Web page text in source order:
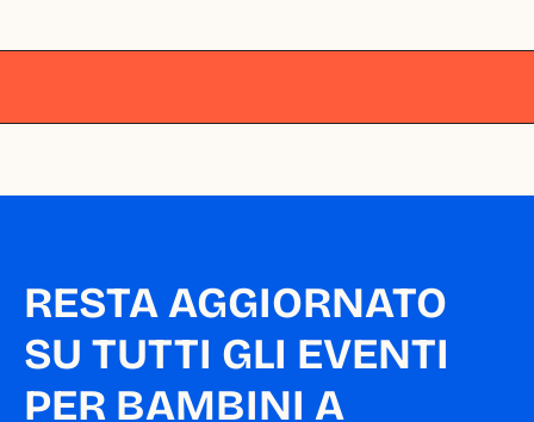
RESTA AGGIORNATO
SU TUTTI GLI EVENTI
PER BAMBINI A